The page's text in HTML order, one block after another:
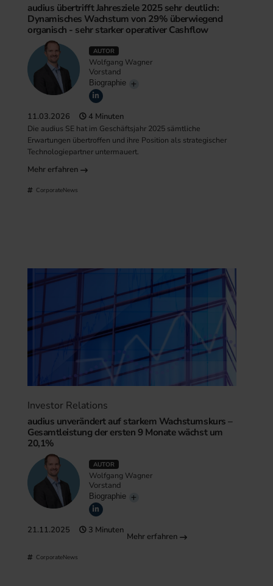
audius übertrifft Jahresziele 2025 sehr deutlich:
Dynamisches Wachstum von 29% überwiegend
organisch - sehr starker operativer Cashflow
AUTOR
Wolfgang Wagner
Vorstand
Biographie
11.03.2026 4 Minuten
Die audius SE hat im Geschäftsjahr 2025 sämtliche
Erwartungen übertroffen und ihre Position als strategischer
Technologiepartner untermauert.
Mehr erfahren
CorporateNews
Investor Relations
audius unverändert auf starkem Wachstumskurs –
Gesamtleistung der ersten 9 Monate wächst um
20,1%
AUTOR
Wolfgang Wagner
Vorstand
Biographie
21.11.2025 3 Minuten
Mehr erfahren
CorporateNews